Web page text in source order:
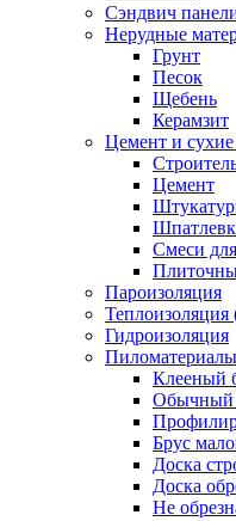
Сэндвич
Нерудные
Грунт
Песок
Щебень
Керамзит
Цемент и сухие
Цемент
Смеси
Пароизоляция
Теплоизоляция
Гидроизоляция
Пиломатериалы
Клееный
Обычный
Брус
Доска
Доска
Не